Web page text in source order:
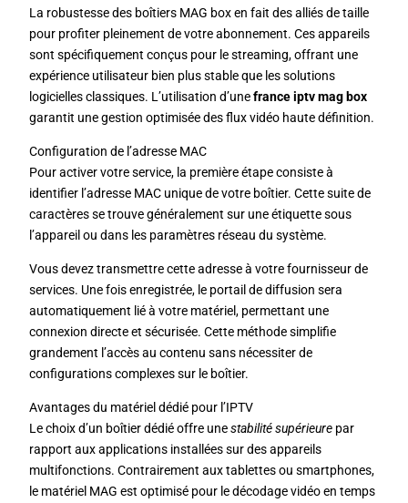
La robustesse des boîtiers MAG box en fait des alliés de taille
pour profiter pleinement de votre abonnement. Ces appareils
sont spécifiquement conçus pour le streaming, offrant une
expérience utilisateur bien plus stable que les solutions
logicielles classiques. L’utilisation d’unefrance iptv mag box
garantit une gestion optimisée des flux vidéo haute définition.
Configuration de l’adresse MAC
Pour activer votre service, la première étape consiste à
identifier l’adresse MAC unique de votre boîtier. Cette suite de
caractères se trouve généralement sur une étiquette sous
l’appareil ou dans les paramètres réseau du système.
Vous devez transmettre cette adresse à votre fournisseur de
services. Une fois enregistrée, le portail de diffusion sera
automatiquement lié à votre matériel, permettant une
connexion directe et sécurisée. Cette méthode simplifie
grandement l’accès au contenu sans nécessiter de
configurations complexes sur le boîtier.
Avantages du matériel dédié pour l’IPTV
Le choix d’un boîtier dédié offre unestabilité supérieurepar
rapport aux applications installées sur des appareils
multifonctions. Contrairement aux tablettes ou smartphones,
le matériel MAG est optimisé pour le décodage vidéo en temps